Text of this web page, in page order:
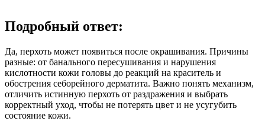
Подробный ответ:
Да, перхоть может появиться после окрашивания. Причины
разные: от банального пересушивания и нарушения
кислотности кожи головы до реакций на краситель и
обострения себорейного дерматита. Важно понять механизм,
отличить истинную перхоть от раздражения и выбрать
корректный уход, чтобы не потерять цвет и не усугубить
состояние кожи.